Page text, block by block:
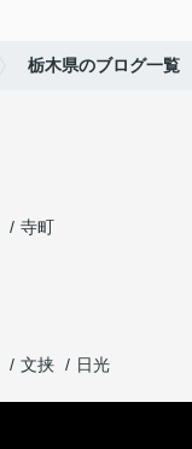
栃木県のブログ一覧
寺町
文挟 日光